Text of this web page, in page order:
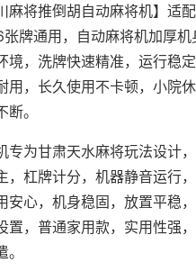
麻将推倒胡自动麻将机】适
牌通用，自动麻将机加厚机
境，洗牌快速精准，运行稳
用，长久使用不卡顿，小院
。
专为甘肃天水麻将玩法设计
，杠牌计分，机器静音运行
安心，机身稳固，放置平稳
置，普通家用款，实用性强